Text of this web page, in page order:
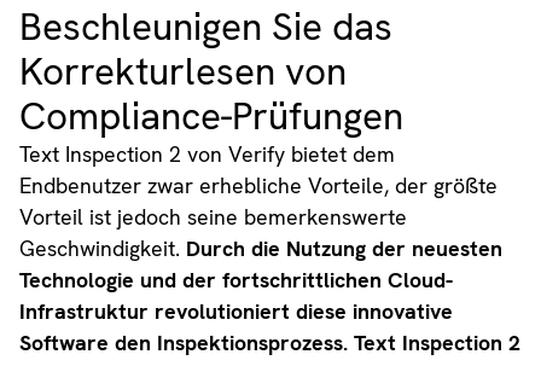
Beschleunigen Sie das
Korrekturlesen von
Compliance-Prüfungen
Text Inspection 2 von Verify bietet dem
Endbenutzer zwar erhebliche Vorteile, der größte
Vorteil ist jedoch seine bemerkenswerte
Geschwindigkeit. Durch die Nutzung der neuesten
Technologie und der fortschrittlichen Cloud-
Infrastruktur revolutioniert diese innovative
Software den Inspektionsprozess. Text Inspection 2